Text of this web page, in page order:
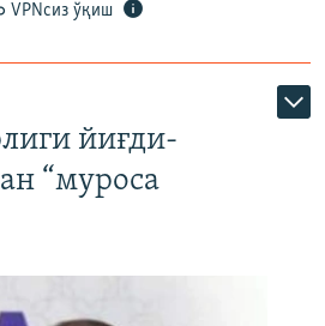
VPNсиз ўқиш
йиғди-
“муроса